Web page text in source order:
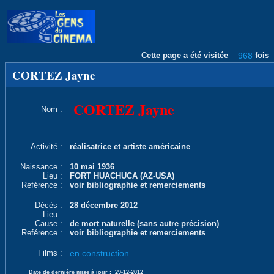
Cette page a été visitée 968 fois
CORTEZ Jayne
Nom : CORTEZ Jayne
Activité : réalisatrice et artiste américaine
Naissance :
10 mai 1936
Lieu :
FORT HUACHUCA (AZ-USA)
Reférence :
voir bibliographie et remerciements
Décès :
28 décembre 2012
Lieu :
Cause :
de mort naturelle (sans autre précision)
Reférence :
voir bibliographie et remerciements
Films : en construction
Date de dernière mise à jour : 29-12-2012